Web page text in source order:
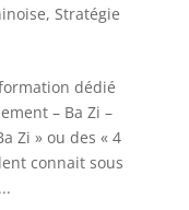
, Stratégie
dédié
– Ba Zi –
Zi » ou des « 4
connait sous